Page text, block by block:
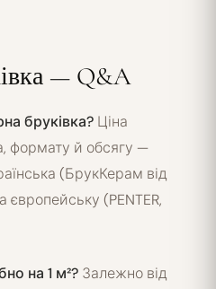
— Q&A
бруківка? Ціна
формату й обсягу —
(БрукКерам від
європейську (PENTER,
на 1 м²? Залежно від